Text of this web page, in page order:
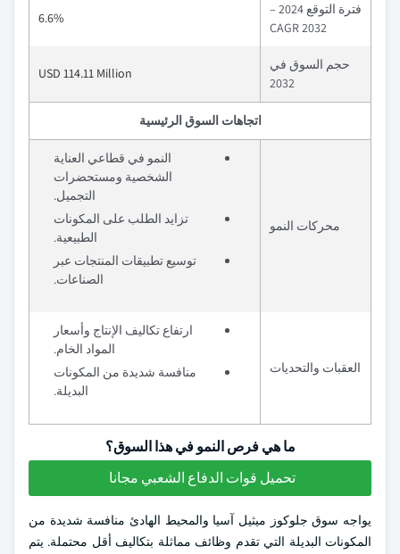
فترة التوقع 2024 –
2032 CAGR
6.6%
حجم السوق في
2032
USD 114.11 Million
اتجاهات السوق الرئيسية
محركات النمو
النمو في قطاعي العناية
الشخصية ومستحضرات
التجميل.
تزايد الطلب على المكونات
الطبيعية.
توسيع تطبيقات المنتجات عبر
الصناعات.
العقبات والتحديات
ارتفاع تكاليف الإنتاج وأسعار
المواد الخام.
منافسة شديدة من المكونات
البديلة.
ما هي فرص النمو في هذا السوق؟
تحميل قوات الدفاع الشعبي مجانا
يواجه سوق جلوكوز ميثيل آسيا والمحيط الهادئ منافسة شديدة من
المكونات البديلة التي تقدم وظائف مماثلة بتكاليف أقل محتملة. يتم